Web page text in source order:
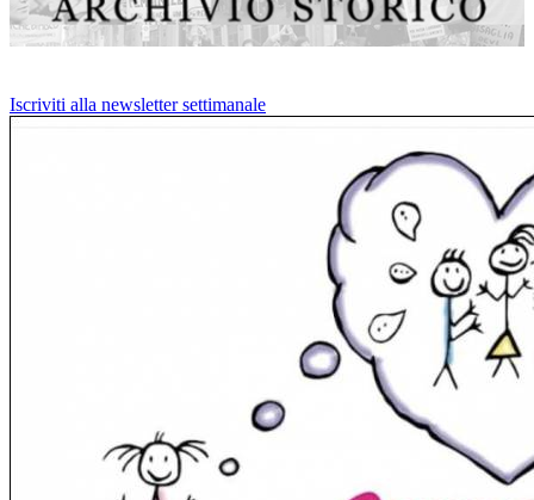
Iscriviti alla newsletter settimanale